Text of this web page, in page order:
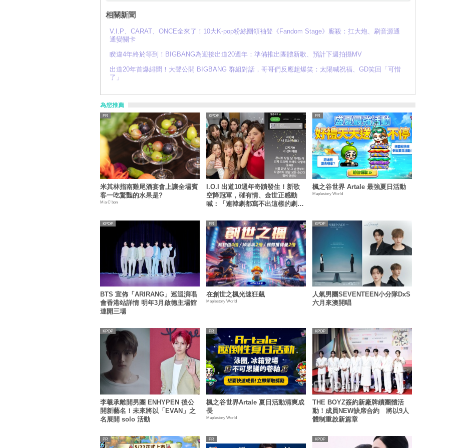
相關新聞
V.I.P、CARAT、ONCE全來了！10大K-pop粉絲團領袖登《Fandom Stage》廝殺：扛大炮、刷音源通
通變關卡
睽違4年終於等到！BIGBANG為迎接出道20週年：準備推出團體新歌、預計下週拍攝MV
出道20年首爆緋聞！大聲公開 BIGBANG 群組對話，哥哥們反應超爆笑：太陽喊祝福、GD笑回「可惜
了」
為您推薦
米其林指南雞尾酒宴會上讓全場賓
客一吃驚豔的水果是?
Mia C'bon
I.O.I 出道10週年奇蹟發生！新歌
空降冠軍，磪有情、金世正感動
喊：「連韓劇都寫不出這樣的劇
KPOP
楓之谷世界 Artale 最強夏日活動
Maplestory World
BTS 宣佈「ARIRANG」巡迴演唱
會香港站詳情 明年3月啟德主場館
連開三場
KPOP
在創世之楓光速狂飆
Maplestory World
人氣男團SEVENTEEN小分隊DxS
六月來澳開唱
KPOP
李羲承離開男團 ENHYPEN 後公
開新藝名！未來將以「EVAN」之
名展開 solo 活動
KPOP
楓之谷世界Artale 夏日活動清爽成
長
Maplestory World
THE BOYZ簽約新廠牌續團體活
動！成員NEW缺席合約 將以9人
體制重啟新篇章
KPOP
KPOP